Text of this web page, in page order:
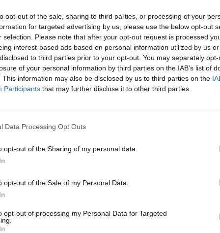
opt-out of the sale, sharing to third parties, or processing of your
for targeted advertising by us, please use the below opt-out
selection. Please note that after your opt-out request is processed
interest-based ads based on personal information utilized by us
to third parties prior to your opt-out. You may separately
of your personal information by third parties on the IAB’s list of
This information may also be disclosed by us to third parties on the
Participants that may further disclose it to other third parties.
Data Processing Opt Outs
opt-out of the Sharing of my personal data.
opt-out of the Sale of my Personal Data.
opt-out of processing my Personal Data for Targeted
decydują się na ogłoszenie
Tym razem padło na LODIS, które
swoimi
organizację
czas na rozstanie. Wspólnie z chłopakami
Polak. –
w 1/100 brał czynny udział w rozwoju organizacji, a
wynik i zbudowaliśmy fajną markę prawie od zera.
do naszej przyszłości to mam nadzieję, że kilka